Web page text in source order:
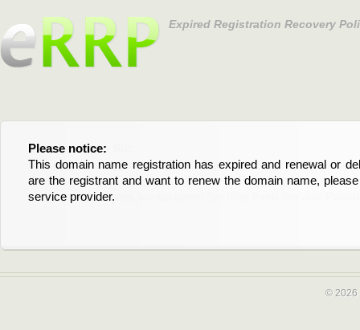
Expired Registration Recovery
Please notice:
This domain name registration has expired and renewal or
are the registrant and want to renew the domain name,
service provider.
Bitte beachten Sie:
Diese Domainregistrierung ist abgelaufen und die
Domain stehen an. Wenn Sie der Registrant sind und
verlängern möchten, kontaktieren Sie bitte Ihren Service-
© 2026